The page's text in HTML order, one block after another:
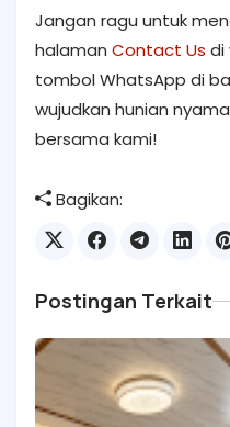
Jangan ragu untuk
halaman Contact Us di
tombol WhatsApp di
wujudkan hunian
bersama kami!
Bagikan:
Postingan Terkait